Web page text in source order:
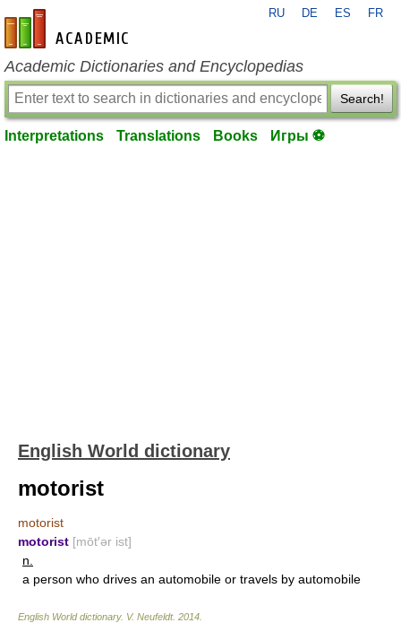
en-academic.com
RU DE ES FR
Academic Dictionaries and Encyclopedias
Search!
Interpretations Translations Books Игры ⚽
English World dictionary
motorist
motorist
motorist [mōt′ər ist]
n.
a person who drives an automobile or travels by automobile
English World dictionary. V. Neufeldt. 2014